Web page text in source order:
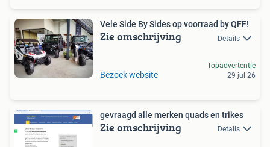
Vele Side By Sides op voorraad by QFF!
Zie omschrijving Details
Bezoek website
Topadvertentie
29 jul 26
gevraagd alle merken quads en trikes
Zie omschrijving Details